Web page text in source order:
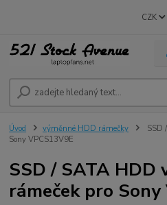
CZK
Úvod výměnné HDD rámečky
SSD
Sony VPCS13V9E
SSD / SATA HDD
rámeček pro Sony